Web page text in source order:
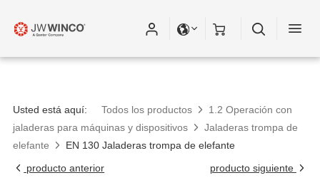
Usted está aquí: Todos los productos
1.2 Operación con
jaladeras para máquinas y dispositivos
Jaladeras trompa de
elefante
EN 130 Jaladeras trompa de elefante
producto anterior
producto siguiente